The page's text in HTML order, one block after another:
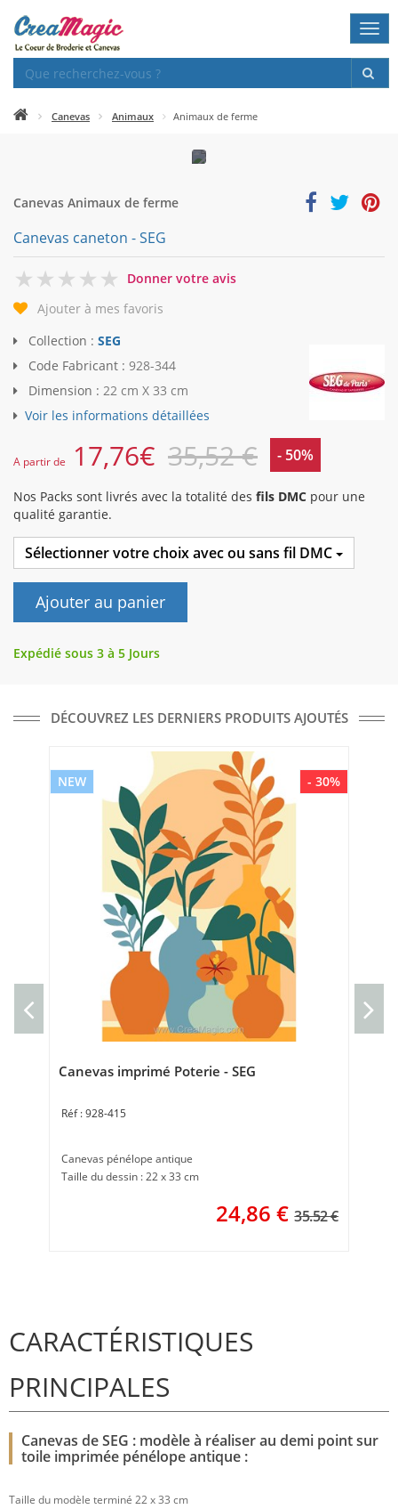
Canevas Animaux Animaux de ferme
Canevas Animaux de ferme
Canevas caneton - SEG
0
Donner votre avis
Ajouter à mes favoris
Collection : SEG
Code Fabricant : 928-344
Dimension : 22 cm X 33 cm
Voir les informations détaillées
A partir de 17,76€ 35,52 € - 50%
Nos Packs sont livrés avec la totalité des fils DMC pour une
qualité garantie.
Sélectionner votre choix avec ou sans fil DMC
Ajouter au panier
Expédié sous 3 à 5 Jours
DÉCOUVREZ LES DERNIERS PRODUITS AJOUTÉS
- 30%
NEW
Canevas imprimé Poterie - SEG
928-415
Canevas pénélope antique
Taille du dessin : 22 x 33 cm
24,86 € 35.52 €
CARACTÉRISTIQUES
PRINCIPALES
Canevas de SEG : modèle à réaliser au demi point sur
toile imprimée pénélope antique :
Taille du modèle terminé 22 x 33 cm